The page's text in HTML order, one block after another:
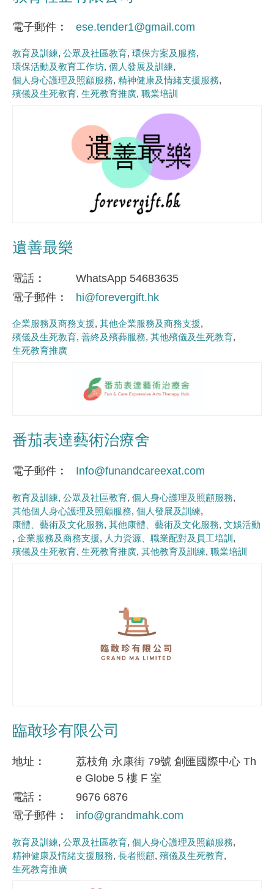
電子郵件 ese.tender1@gmail.com
教育及訓練 公眾及社區教育 環保方案及服務
環保活動及教育工作坊 個人發展及訓練
個人身心護理及照顧服務 精神健康及情緒支援服務
殯儀及生死教育 生死教育推廣 職業培訓
遺善最樂
電話
WhatsApp 54683635
電子郵件
hi@forevergift.hk
企業服務及商務支援 其他企業服務及商務支援
殯儀及生死教育 善終及殯葬服務 其他殯儀及生死教育
生死教育推廣
番茄表達藝術治療舍
電子郵件 Info@funandcareexat.com
教育及訓練 公眾及社區教育 個人身心護理及照顧服務
其他個人身心護理及照顧服務 個人發展及訓練
康體、藝術及文化服務 其他康體、藝術及文化服務 文娛活動
企業服務及商務支援
人力資源、職業配對及員工培訓
殯儀及生死教育 生死教育推廣 其他教育及訓練 職業培訓
臨敢珍有限公司
地址
荔枝角 永康街 79號 創匯國際中心 Th
e Globe 5 樓 F 室
電話
9676 6876
電子郵件
info@grandmahk.com
教育及訓練 公眾及社區教育 個人身心護理及照顧服務
精神健康及情緒支援服務 長者照顧 殯儀及生死教育
生死教育推廣